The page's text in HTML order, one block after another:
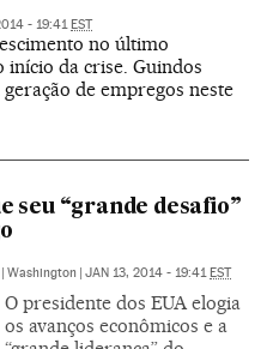
- 19:41 EST
no último
da crise. Guindos
de empregos neste
seu “grande desafio”
Washington JAN 13, 2014 - 19:41 EST
O presidente dos EUA elogia
os avanços econômicos e a